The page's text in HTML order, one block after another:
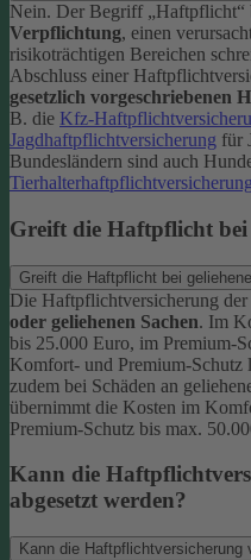
Nein. Der Begriff „Haftpflicht“
Verpflichtung, einen
risikoträchtigen Bereichen
Abschluss einer
gesetzlich vorgeschriebenen
B. die Kfz-
Jagdhaftpflichtversicherung für
Bundesländern sind auch
Tierhalterhaftpflichtversicherung
Greift die Haftpflicht bei
Greift die Haftpflicht bei
Die Haftpflichtversicherung
oder geliehenen Sachen. Im
bis 25.000 Euro, im Premium-
Komfort- und Premium-Schutz
zudem bei Schäden an
übernimmt die Kosten im
Premium-Schutz bis max.
Kann die
abgesetzt werden?
Kann die